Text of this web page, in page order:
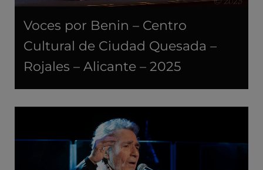
Voces por Benin – Centro
Cultural de Ciudad Quesada –
Rojales – Alicante – 2025